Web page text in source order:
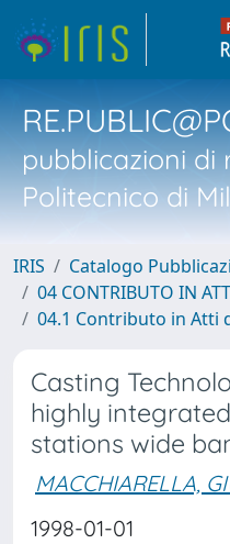
pubblicazioni di
Politecnico di
IRIS
Catalogo
04 CONTRIBUTO IN
04.1 Contributo in Atti
Casting
highly
stations wide
MACCHIARELLA,
1998-01-01